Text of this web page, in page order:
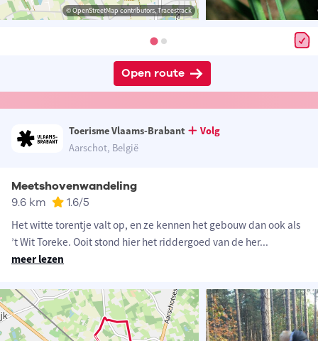
© OpenStreetMap contributors, Tracestrack
Open route
Toerisme Vlaams-Brabant
Volg
Aarschot, België
Meetshovenwandeling
9.6 km 1.6/5
Het witte torentje valt op, en ze kennen het gebouw dan ook als
’t Wit Toreke. Ooit stond hier het riddergoed van de her...
meer lezen